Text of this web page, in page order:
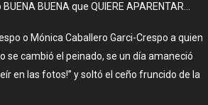
BUENA que QUIERE APARENTAR…
o Mónica Caballero Garci-Crespo a quien
se cambió el peinado, se un día amaneció
en las fotos!” y soltó el ceño fruncido de la